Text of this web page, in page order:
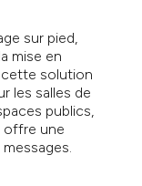
sur pied,
mise en
cette solution
les salles de
publics,
offre une